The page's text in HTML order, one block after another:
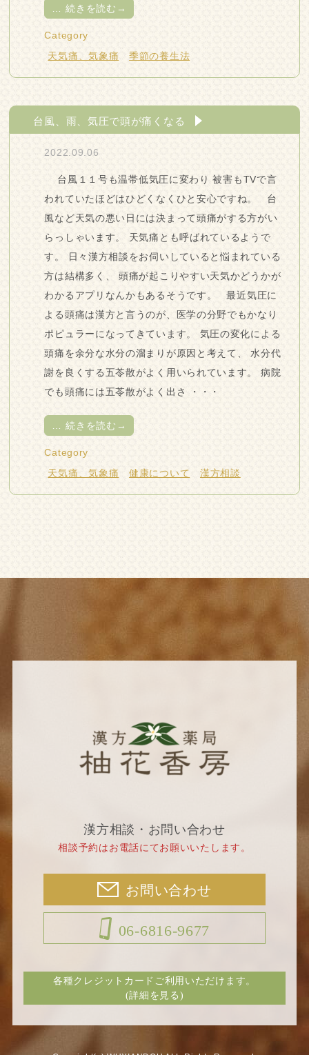
… 続きを読む→
Category
天気痛、気象痛
季節の養生法
台風、雨、気圧で頭が痛くなる
2022.09.06
台風１１号も温帯低気圧に変わり 被害もTVで言
われていたほどはひどくなくひと安心ですね。 台
風など天気の悪い日には決まって頭痛がする方がい
らっしゃいます。 天気痛とも呼ばれているようで
す。 日々漢方相談をお伺いしていると悩まれている
方は結構多く、 頭痛が起こりやすい天気かどうかが
わかるアプリなんかもあるそうです。 最近気圧に
よる頭痛は漢方と言うのが、医学の分野でもかなり
ポピュラーになってきています。 気圧の変化による
頭痛を余分な水分の溜まりが原因と考えて、 水分代
謝を良くする五苓散がよく用いられています。 病院
でも頭痛には五苓散がよく出さ ・・・
… 続きを読む→
Category
天気痛、気象痛
健康について 漢方相談
漢方相談・お問い合わせ
相談予約はお電話にてお願いいたします。
お問い合わせ
06-6816-9677
各種クレジットカードご利用いただけます。
(詳細を見る)